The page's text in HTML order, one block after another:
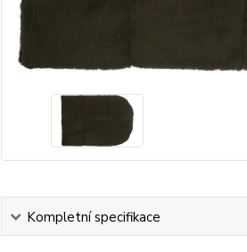
Kompletní specifikace